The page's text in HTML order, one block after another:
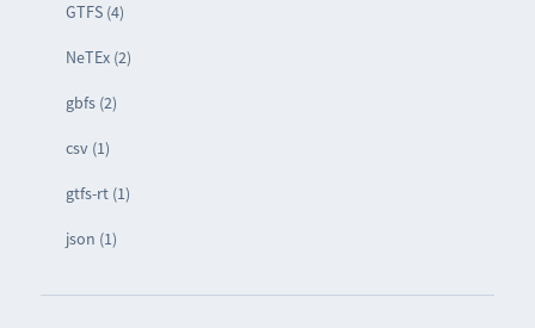
GTFS (4)
NeTEx (2)
gbfs (2)
csv (1)
gtfs-rt (1)
json (1)